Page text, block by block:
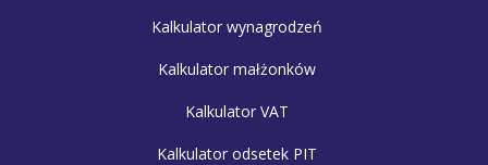
Kalkulator wynagrodzeń
Kalkulator małżonków
Kalkulator VAT
Kalkulator odsetek PIT